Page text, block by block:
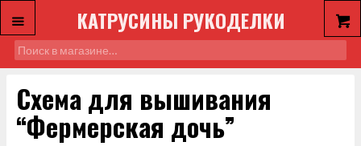
КАТРУСИНЫ РУКОДЕЛКИ
Схема для вышивания
“Фермерская дочь”